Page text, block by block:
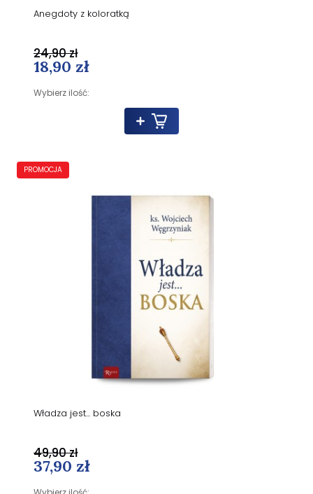
Anegdoty z koloratką
18,90 zł
Wybierz ilość:
24,90 zł
Władza jest... boska
37,90 zł
49,90 zł
PROMOCJA